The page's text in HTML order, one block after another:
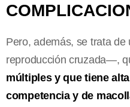
Pero, además, se trata
reproducción cruzada—,
múltiples y que tiene
competencia y de